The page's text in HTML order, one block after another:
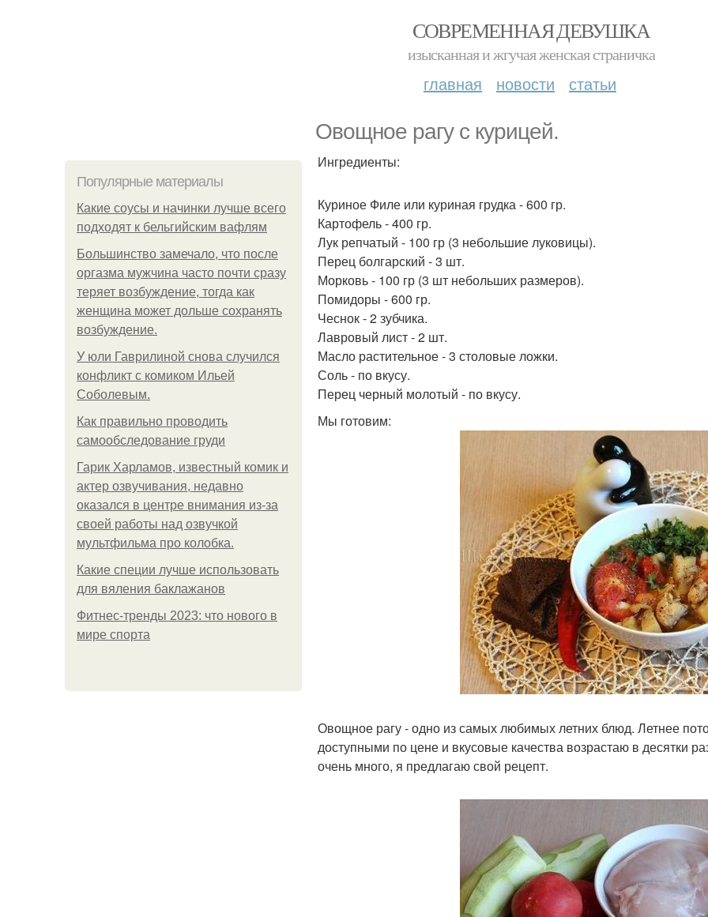
СОВРЕМЕННАЯ ДЕВУШКА
изысканная и жгучая женская страничка
главная новости статьи
Овощное рагу с курицей.
Популярные материалы
Какие соусы и начинки лучше всего
подходят к бельгийским вафлям
Большинство замечало, что после
оргазма мужчина часто почти сразу
теряет возбуждение, тогда как
женщина может дольше сохранять
возбуждение.
У юли Гаврилиной снова случился
конфликт с комиком Ильей
Соболевым.
Как правильно проводить
самообследование груди
Гарик Харламов, известный комик и
актер озвучивания, недавно
оказался в центре внимания из-за
своей работы над озвучкой
мультфильма про колобка.
Какие специи лучше использовать
для вяления баклажанов
Фитнес-тренды 2023: что нового в
мире спорта
Ингредиенты:
Куриное Филе или куриная грудка - 600 гр.
Картофель - 400 гр.
Лук репчатый - 100 гр (3 небольшие луковицы).
Перец болгарский - 3 шт.
Морковь - 100 гр (3 шт небольших размеров).
Помидоры - 600 гр.
Чеснок - 2 зубчика.
Лавровый лист - 2 шт.
Масло растительное - 3 столовые ложки.
Соль - по вкусу.
Перец черный молотый - по вкусу.
Мы готовим:
Овощное рагу - одно из самых любимых летних блюд. Летнее
доступными по цене и вкусовые качества возрастаю в десятки
очень много, я предлагаю свой рецепт.